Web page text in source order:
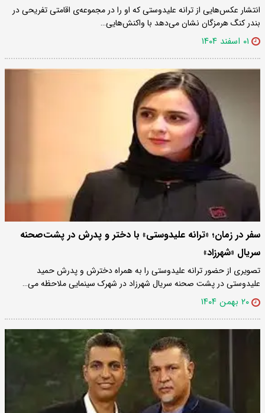
انتشار عکس‌هایی از ترانه علیدوستی که او را در مجموعه‌ی اقامتی تفریحی در
بندر کنگ هرمزگان نشان می‌دهد با واکنش‌هایی…
۰۱ اسفند ۱۴۰۴
سفر در زمان؛ «ترانه علیدوستی» با دختر و پدرش در پشت‌صحنه
سریال «شهرزاد»
تصویری از حضور ترانه علیدوستی را به همراه دخترش و پدرش حمید
علیدوستی در پشت صحنه سریال شهرزاد در شهرک سینمایی ملاحظه می…
۲۰ بهمن ۱۴۰۴